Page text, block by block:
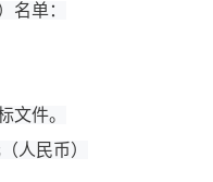
名单：
文件。
人民币）